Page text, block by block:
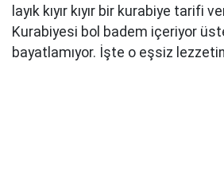
layık kıyır kıyır bir kurabiye tarifi
Kurabiyesi bol badem içeriyor
bayatlamıyor. İşte o eşsiz lezzetin